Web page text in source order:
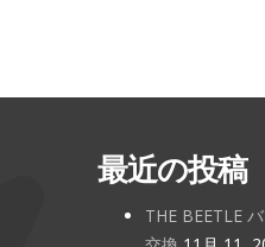
最近の投稿
THE BEETLE